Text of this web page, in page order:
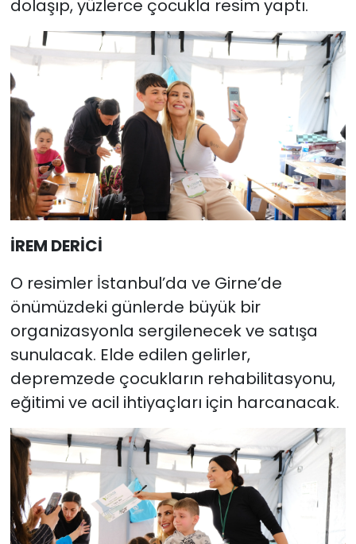
dolaşıp, yüzlerce çocukla resim yaptı.
İREM DERİCİ
O resimler İstanbul’da ve Girne’de
önümüzdeki günlerde büyük bir
organizasyonla sergilenecek ve satışa
sunulacak. Elde edilen gelirler,
depremzede çocukların rehabilitasyonu,
eğitimi ve acil ihtiyaçları için harcanacak.